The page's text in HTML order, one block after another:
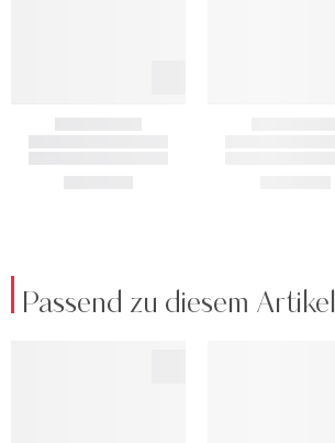
Passend zu diesem Artikel